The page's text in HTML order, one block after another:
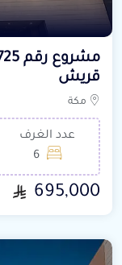
قريش
مكة
عدد الغرف
6
695,000